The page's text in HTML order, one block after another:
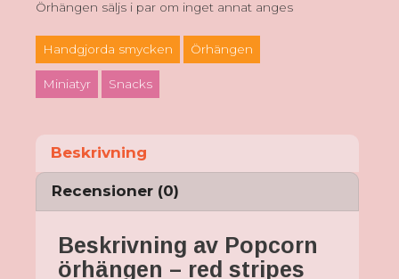
Örhängen säljs i par om inget annat anges
Handgjorda smycken Örhängen
Miniatyr Snacks
Beskrivning
Recensioner (0)
Beskrivning av Popcorn
örhängen – red stripes